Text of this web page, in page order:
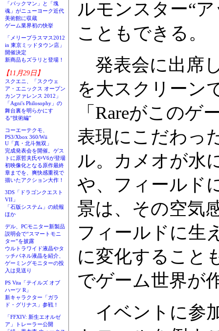
「パックマン」と「塊
魂」がニューヨーク近代
美術館に収蔵
ゲーム業界初の快挙
「メリープラスマス2012
in 東京ミッドタウン店」
開催決定
新商品もズラリと登場！
【11月29日】
スクエニ、「スクウェ
ア・エニックス オープン
カンファレンス 2012」
「Agni's Philosophy」の
舞台裏を明らかにす
る“技術編”
コーエーテクモ、
PS3/Xbox 360/Wii
U「真・北斗無双」
完成発表会を開催。ゲス
トに原哲夫氏やV6が登場
初映像化となる原作最終
章までを、爽快感重視で
描いたアクション大作！
3DS「ドラゴンクエスト
VII」
「石版システム」の続報
ほか
デル、PCモニター新製品
説明会で“スマートモニ
ター”を披露
ウルトラワイド液晶やタ
ッチパネル液晶を紹介、
ゲーミングモニターの投
入は見送り
PS Vita「テイルズ オブ
ハーツ R」
新キャラクター「ガラ
ド・グリナス」参戦！
「FFXIV: 新生エオルゼ
ア」トレーラー公開
ルモンスター“
こともできる。
発表会に出席
を大スクリーン
「Rareがこの
表現にこだわっ
ル。カメオが水
や、フィールド
景は、その空気
フィールドに生
に変化すること
でゲーム世界が
イベントに参